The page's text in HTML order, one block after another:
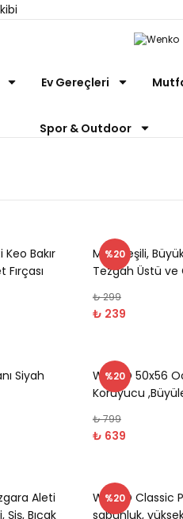
Ev Gereçleri
Spor & Outdoor
Bakır
%20
Mint Yeşili,
Tezgah Üstü ve
₺ 299
₺ 239
Siyah %20
WENKO 50x56
Koruyucu
₺ 799
₺ 639
Aleti
Bıçak
%20
WENKO Classic
sabunluk,